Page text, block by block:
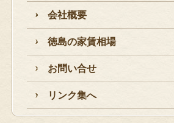
会社概要
徳島の家賃相場
お問い合せ
リンク集へ